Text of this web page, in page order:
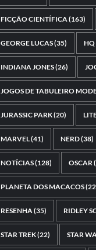
FICÇÃO CIENTÍFICA (163)
GEORGE LUCAS(35) HQ
INDIANA JONES(26)
JOGOS DE TABULEIRO
JURASSIC PARK(20)
MARVEL(41) NERD(38)
NOTÍCIAS(128) OSCAR
PLANETA DOS MACACOS
RESENHA (35) RIDLEY
STAR TREK(22) STAR